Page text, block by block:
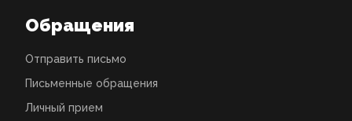
Обращения
Отправить письмо
Письменные обращения
Личный прием